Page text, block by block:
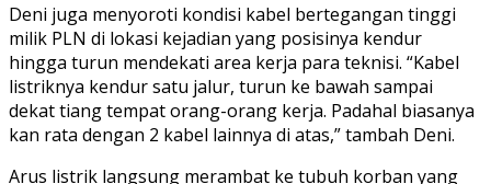
​Deni juga menyoroti kondisi kabel bertegangan tinggi
milik PLN di lokasi kejadian yang posisinya kendur
hingga turun mendekati area kerja para teknisi. “Kabel
listriknya kendur satu jalur, turun ke bawah sampai
dekat tiang tempat orang-orang kerja. Padahal biasanya
kan rata dengan 2 kabel lainnya di atas,” tambah Deni.
​Arus listrik langsung merambat ke tubuh korban yang